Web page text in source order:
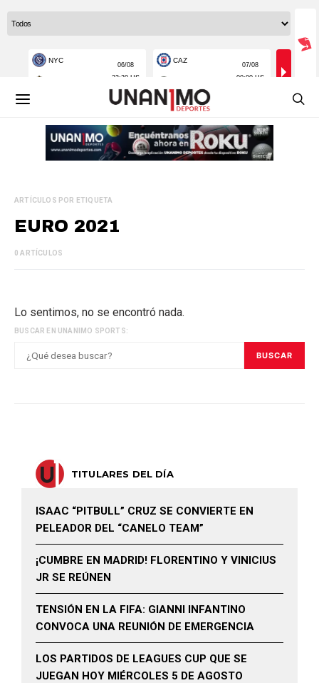
ARTÍCULOS POR ETIQUETA
EURO 2021
0 ARTÍCULOS
Lo sentimos, no se encontró nada.
BUSCAR EN UNANIMO SPORTS:
BUSCAR
TITULARES DEL DÍA
ISAAC “PITBULL” CRUZ SE CONVIERTE EN
PELEADOR DEL “CANELO TEAM”
¡CUMBRE EN MADRID! FLORENTINO Y VINICIUS
JR SE REÚNEN
TENSIÓN EN LA FIFA: GIANNI INFANTINO
CONVOCA UNA REUNIÓN DE EMERGENCIA
LOS PARTIDOS DE LEAGUES CUP QUE SE
JUEGAN HOY MIÉRCOLES 5 DE AGOSTO